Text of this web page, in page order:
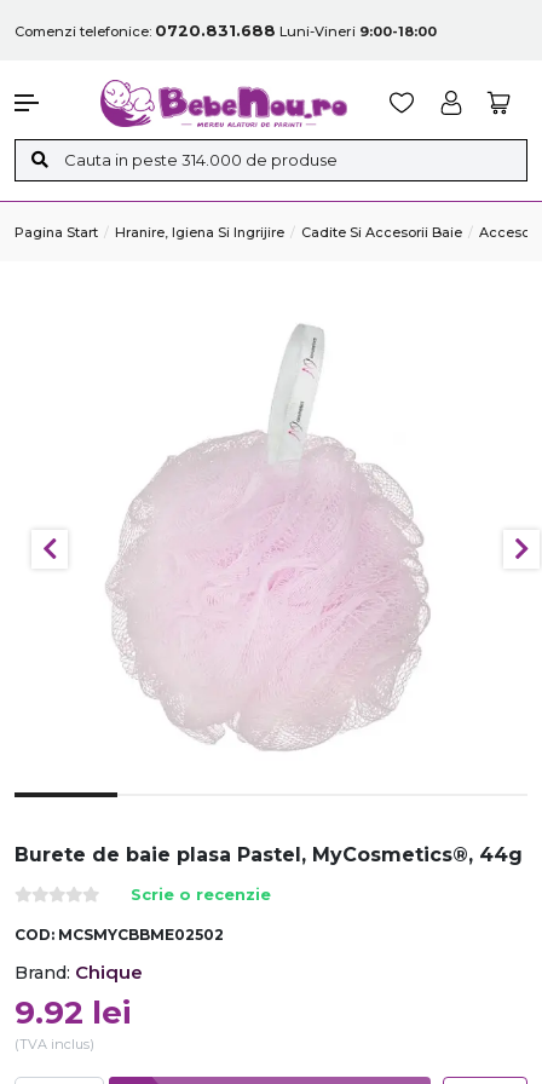
Comenzi telefonice: 0720.831.688 Luni-Vineri 9:00-18:00
Pagina Start Hranire, Igiena Si Ingrijire Cadite Si Accesorii Baie
Burete de baie plasa Pastel, MyCosmetics®, 44g
Scrie o recenzie
COD: MCSMYCBBME02502
Brand: Chique
9.92 lei
(TVA inclus)